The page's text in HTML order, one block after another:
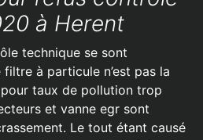
à Herent
technique se sont
à particule n’est pas la
pour taux de pollution trop
et vanne egr sont
Le tout étant causé